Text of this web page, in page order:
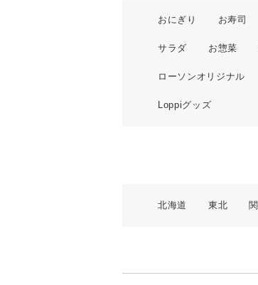
おにぎり お寿司
サラダ お惣菜
ローソンオリジナル
Loppiグッズ
北海道 東北